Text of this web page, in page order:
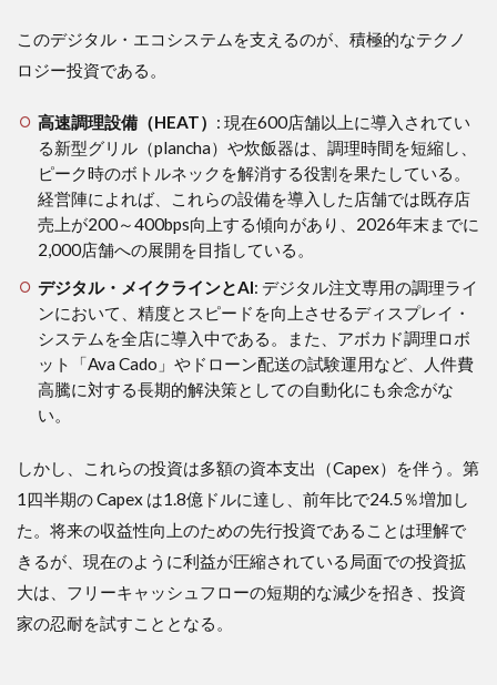
このデジタル・エコシステムを支えるのが、積極的なテクノ
ロジー投資である。
高速調理設備（HEAT） : 現在600店舗以上に導入されてい
る新型グリル（plancha）や炊飯器は、調理時間を短縮し、
ピーク時のボトルネックを解消する役割を果たしている。
経営陣によれば、これらの設備を導入した店舗では既存店
売上が200～400bps向上する傾向があり、2026年末までに
2,000店舗への展開を目指している。
デジタル・メイクラインとAI: デジタル注文専用の調理ライ
ンにおいて、精度とスピードを向上させるディスプレイ・
システムを全店に導入中である。また、アボカド調理ロボ
ット「Ava Cado」やドローン配送の試験運用など、人件費
高騰に対する長期的解決策としての自動化にも余念がな
い。
しかし、これらの投資は多額の資本支出（Capex）を伴う。第
1四半期の Capex は1.8億ドルに達し、前年比で24.5％増加し
た。将来の収益性向上のための先行投資であることは理解で
きるが、現在のように利益が圧縮されている局面での投資拡
大は、フリーキャッシュフローの短期的な減少を招き、投資
家の忍耐を試すこととなる。